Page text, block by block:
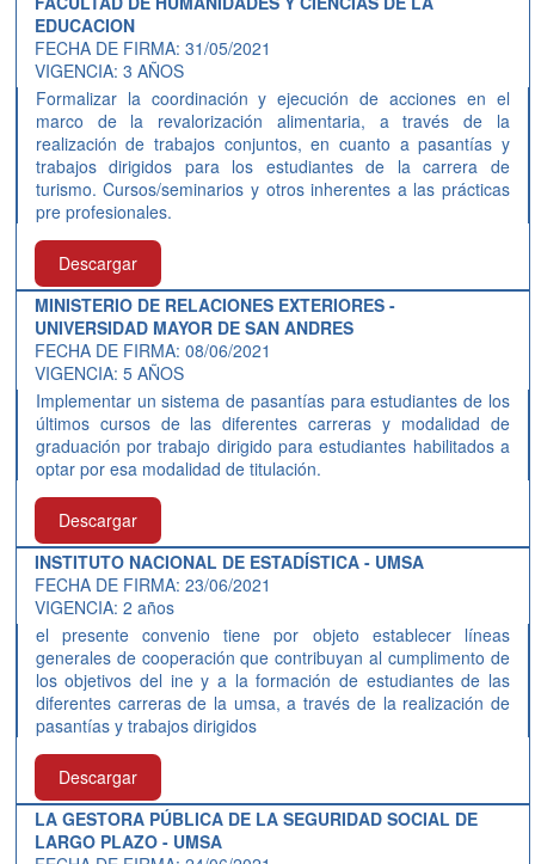
EDUCACION
FECHA DE FIRMA: 31/05/2021
VIGENCIA: 3 AÑOS
Formalizar la coordinación y ejecución de acciones en el
marco de la revalorización alimentaria, a través de la
realización de trabajos conjuntos, en cuanto a pasantías y
trabajos dirigidos para los estudiantes de la carrera de
turismo. Cursos/seminarios y otros inherentes a las prácticas
pre profesionales.
Descargar
MINISTERIO DE RELACIONES EXTERIORES -
UNIVERSIDAD MAYOR DE SAN ANDRES
FECHA DE FIRMA: 08/06/2021
VIGENCIA: 5 AÑOS
Implementar un sistema de pasantías para estudiantes de los
últimos cursos de las diferentes carreras y modalidad de
graduación por trabajo dirigido para estudiantes habilitados a
optar por esa modalidad de titulación.
Descargar
INSTITUTO NACIONAL DE ESTADÍSTICA - UMSA
FECHA DE FIRMA: 23/06/2021
VIGENCIA: 2 años
el presente convenio tiene por objeto establecer líneas
generales de cooperación que contribuyan al cumplimento de
los objetivos del ine y a la formación de estudiantes de las
diferentes carreras de la umsa, a través de la realización de
pasantías y trabajos dirigidos
Descargar
LA GESTORA PÚBLICA DE LA SEGURIDAD SOCIAL DE
LARGO PLAZO - UMSA